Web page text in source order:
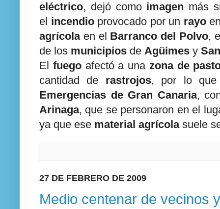
eléctrico, dejó como imagen más
el incendioprovocado por un rayo
agrícolaen el Barranco del Polvo,
de los municipios de Agüimes y
El fuegoafectó a una zona de
cantidad de rastrojos, por lo
Emergencias de Gran Canaria,
Arinaga, que se personaron en el
ya que ese material agrícolasuele
27 DE FEBRERO DE 2009
Medio centenar de vecinos